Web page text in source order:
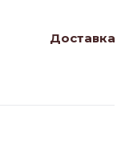
Доставка